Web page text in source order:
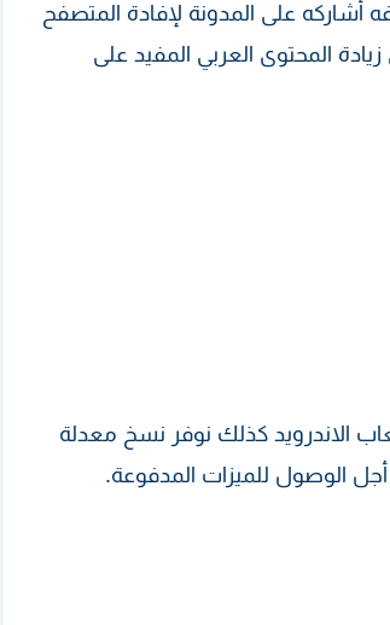
أشاركه على المدونة لإفادة المتصفح
المحتوى العربي المفيد على
الاندرويد كذلك نوفر نسخ معدلة
الوصول للميزات المدفوعة.